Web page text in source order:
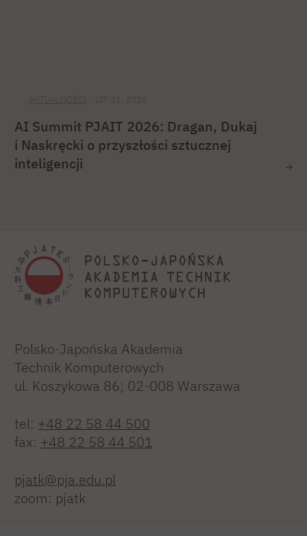
AI Summit PJAIT 2026: Dragan, Dukaj
i Naskręcki o przyszłości sztucznej
inteligencji
Polsko-Japońska Akademia
Technik Komputerowych
ul. Koszykowa 86; 02-008 Warszawa
tel: +48 22 58 44 500
fax: +48 22 58 44 501
pjatk@pja.edu.pl
zoom: pjatk